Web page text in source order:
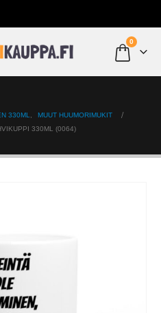
0
330ML
MUUT HUUMORIMUKIT
330ML (0064)